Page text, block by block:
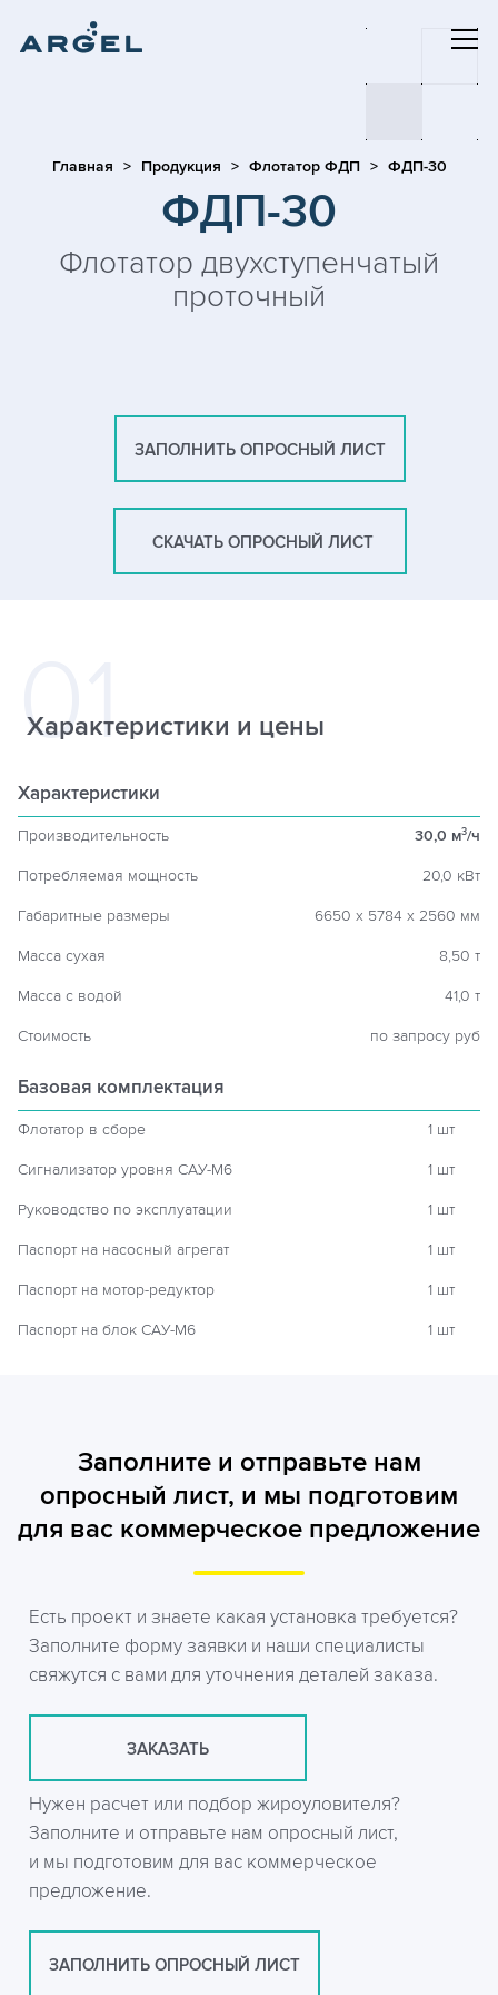
Главная Продукция Флотатор ФДП ФДП-30
ФДП-30
Флотатор двухступенчатый
проточный
ЗАПОЛНИТЬ ОПРОСНЫЙ ЛИСТ
СКАЧАТЬ ОПРОСНЫЙ ЛИСТ
Характеристики и цены
Характеристики
Производительность 30,0 м3/ч
Потребляемая мощность 20,0 кВт
Габаритные размеры 6650 х 5784 х 2560 мм
Масса сухая 8,50 т
Масса с водой 41,0 т
Стоимость по запросу руб
Базовая комплектация
Флотатор в сборе 1 шт
Сигнализатор уровня САУ-М6 1 шт
Руководство по эксплуатации 1 шт
Паспорт на насосный агрегат 1 шт
Паспорт на мотор-редуктор 1 шт
Паспорт на блок САУ-М6 1 шт
Заполните и отправьте нам
опросный лист, и мы подготовим
для вас коммерческое предложение
Есть проект и знаете какая установка требуется?
Заполните форму заявки и наши специалисты
свяжутся с вами для уточнения деталей заказа.
ЗАКАЗАТЬ
Нужен расчет или подбор жироуловителя?
Заполните и отправьте нам опросный лист,
и мы подготовим для вас коммерческое
предложение.
ЗАПОЛНИТЬ ОПРОСНЫЙ ЛИСТ